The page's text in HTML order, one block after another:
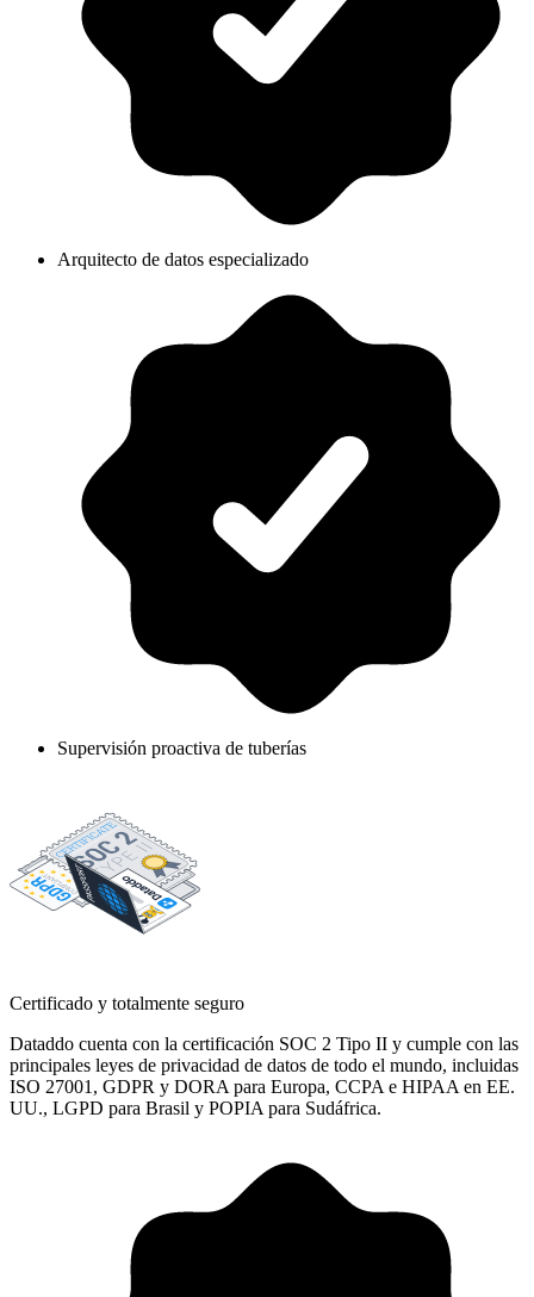
Arquitecto de datos especializado
Supervisión proactiva de tuberías
Certificado y totalmente seguro
Dataddo cuenta con la certificación SOC 2 Tipo II y cumple con las
principales leyes de privacidad de datos de todo el mundo, incluidas
ISO 27001, GDPR y DORA para Europa, CCPA e HIPAA en EE.
UU., LGPD para Brasil y POPIA para Sudáfrica.